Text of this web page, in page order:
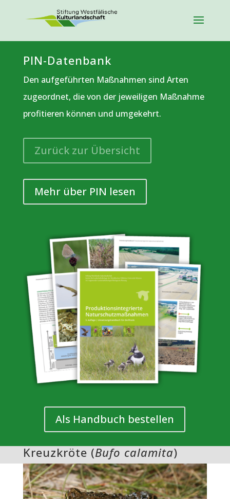
PIN-Datenbank
Den aufgeführten Maßnahmen sind Arten
zugeordnet, die von der jeweiligen Maßnahme
profitieren können und umgekehrt.
Zurück zur Übersicht
Mehr über PIN lesen
Als Handbuch bestellen
Kreuzkröte (Bufo calamita)